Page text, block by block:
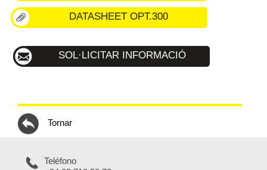
DATASHEET OPT.300
SOL·LICITAR INFORMACIÓ
Tornar
Teléfono